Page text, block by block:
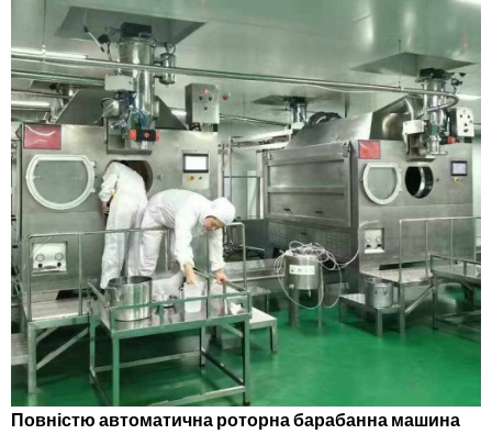
Повністю автоматична роторна барабанна машина